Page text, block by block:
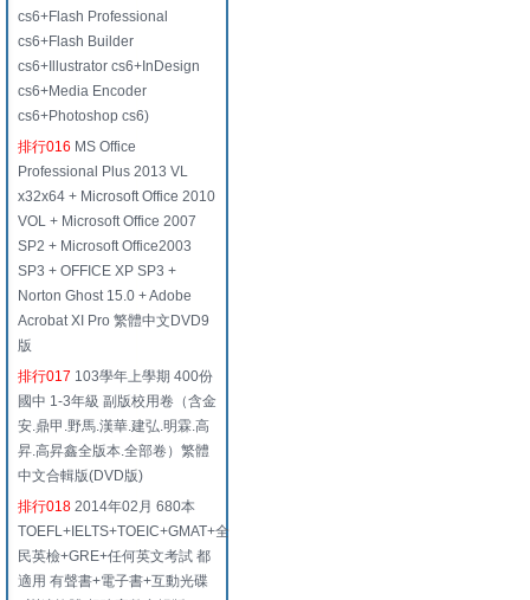
cs6+Flash Professional
cs6+Flash Builder
cs6+Illustrator cs6+InDesign
cs6+Media Encoder
cs6+Photoshop cs6)
排行016 MS Office
Professional Plus 2013 VL
x32x64 + Microsoft Office 2010
VOL + Microsoft Office 2007
SP2 + Microsoft Office2003
SP3 + OFFICE XP SP3 +
Norton Ghost 15.0 + Adobe
Acrobat XI Pro 繁體中文DVD9
版
排行017 103學年上學期 400份
國中 1-3年級 副版校用卷（含金
安.鼎甲.野馬.漢華.建弘.明霖.高
昇.高昇鑫全版本.全部卷）繁體
中文合輯版(DVD版)
排行018 2014年02月 680本
TOEFL+IELTS+TOEIC+GMAT+全
民英檢+GRE+任何英文考試 都
適用 有聲書+電子書+互動光碟